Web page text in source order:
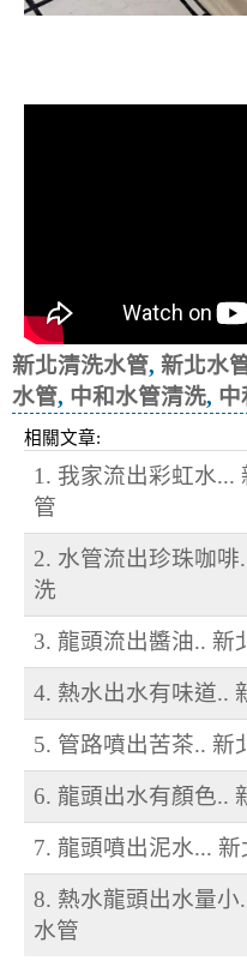
新北清洗水管, 新北水
水管, 中和水管清洗, 中
相關文章:
1. 我家流出彩虹水...
管
2. 水管流出珍珠咖
洗
3. 龍頭流出醬油.. 新
4. 熱水出水有味道..
5. 管路噴出苦茶.. 新
6. 龍頭出水有顏色..
7. 龍頭噴出泥水...
8. 熱水龍頭出水量
水管